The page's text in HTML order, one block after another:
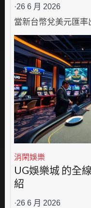
·26 6 月 2026
當新台幣兌美元匯
消閑娛樂
UG娛樂城 的全
紹
·26 6 月 2026